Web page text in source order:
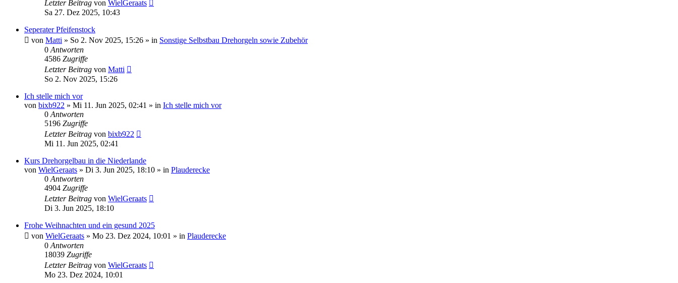
Letzter Beitrag von WielGeraats
Sa 27. Dez 2025, 10:43
Seperater Pfeifenstock
von Matti » So 2. Nov 2025, 15:26 » in Sonstige Selbstbau Drehorgeln sowie Zubehör
0Antworten
4586 Zugriffe
Letzter Beitrag von Matti
So 2. Nov 2025, 15:26
Ich stelle mich vor
von bixb922 » Mi 11. Jun 2025, 02:41 » in Ich stelle mich vor
0Antworten
5196 Zugriffe
Letzter Beitrag von bixb922
Mi 11. Jun 2025, 02:41
Kurs Drehorgelbau in die Niederlande
von WielGeraats » Di 3. Jun 2025, 18:10 » in Plauderecke
0Antworten
4904 Zugriffe
Letzter Beitrag von WielGeraats
Di 3. Jun 2025, 18:10
Frohe Weihnachten und ein gesund 2025
von WielGeraats » Mo 23. Dez 2024, 10:01 » in Plauderecke
0Antworten
18039 Zugriffe
Letzter Beitrag von WielGeraats
Mo 23. Dez 2024, 10:01